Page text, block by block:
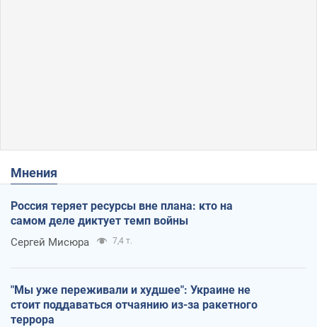
Мнения
Россия теряет ресурсы вне плана: кто на
самом деле диктует темп войны
Сергей Мисюра 7,4 т.
"Мы уже переживали и худшее": Украине не
стоит поддаваться отчаянию из-за ракетного
террора